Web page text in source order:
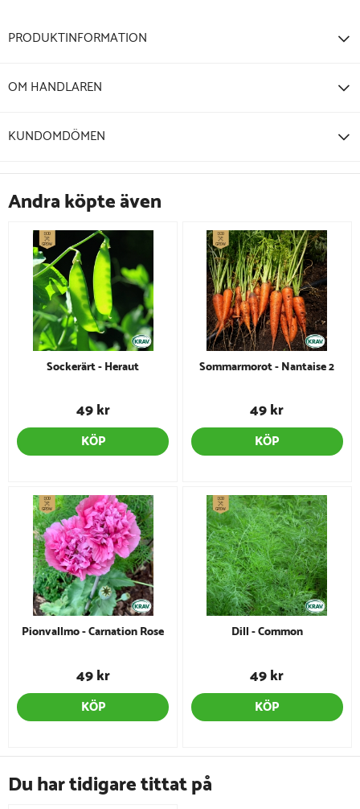
PRODUKTINFORMATION
OM HANDLAREN
KUNDOMDÖMEN
Andra köpte även
Sockerärt - Heraut
49 kr
KÖP
Sommarmorot - Nantaise 2
49 kr
KÖP
Pionvallmo - Carnation Rose
49 kr
KÖP
Dill - Common
49 kr
KÖP
Du har tidigare tittat på